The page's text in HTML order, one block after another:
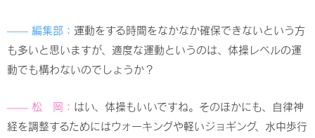
—— 編集部： 運動をする時間をなかなか確保できないという方
も多いと思いますが、適度な運動というのは、体操レベルの運
動でも構わないのでしょうか？
—— 松 岡： はい、体操もいいですね。そのほかにも、自律神
経を調整するためにはウォーキングや軽いジョギング、水中歩行